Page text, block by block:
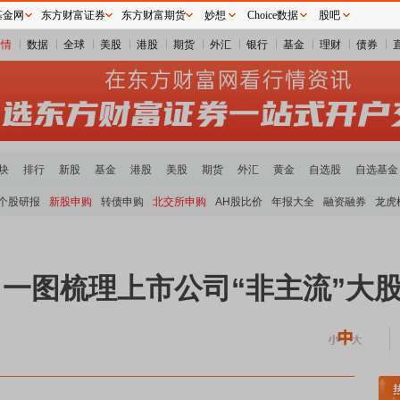
数据 全球 美股 港股 期货 外汇 银行 基金 理财 债券
排行 新股 基金 港股 美股 期货 外汇 黄金 自选股 自选基金
股研报 新股申购 转债申购 北交所申购 AH股比价 年报大全 融资融券 龙虎
图梳理上市公司“非主流”大
A股估值分析全览
网 东方财富证券 东方财富期货 妙想 Choice数据 股吧